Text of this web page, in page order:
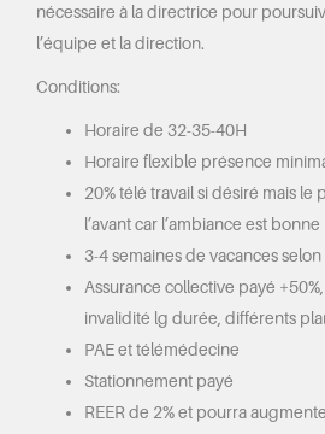
nécessaire à la directrice pour
l’équipe et la direction.
Conditions:
Horaire de 32-35-40H
Horaire flexible présence
20% télé travail si désiré mais le
l’avant car l’ambiance est bonne
3-4 semaines de vacances
Assurance collective payé
invalidité lg durée, différents
PAE et télémédecine
Stationnement payé
REER de 2% et pourra